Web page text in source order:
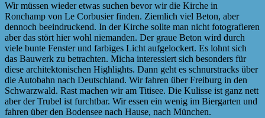
Wir müssen wieder etwas suchen bevor wir die Kirche in
Ronchamp von Le Corbusier finden. Ziemlich viel Beton, aber
dennoch beeindruckend. In der Kirche sollte man nicht fotografieren
aber das stört hier wohl niemanden. Der graue Beton wird durch
viele bunte Fenster und farbiges Licht aufgelockert. Es lohnt sich
das Bauwerk zu betrachten. Micha interessiert sich besonders für
diese architektonischen Highlights. Dann geht es schnurstracks über
die Autobahn nach Deutschland. Wir fahren über Freiburg in den
Schwarzwald. Rast machen wir am Titisee. Die Kulisse ist ganz nett
aber der Trubel ist furchtbar. Wir essen ein wenig im Biergarten und
fahren über den Bodensee nach Hause, nach München.